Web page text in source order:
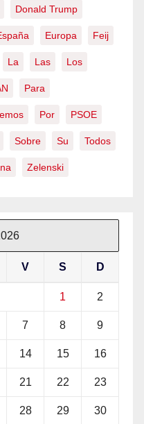
Donald Trump
Europa Feij
La Las Los
Para
Por PSOE
Sobre Su Todos
Zelenski
V S D
1 2
7 8 9
14 15 16
21 22 23
28 29 30